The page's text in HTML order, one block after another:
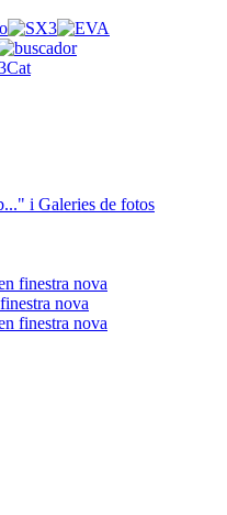
i Galeries de fotos
finestra nova
nova
finestra nova